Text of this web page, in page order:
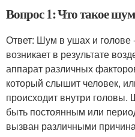
Вопрос 1: Что такое
Ответ: Шум в ушах и голове
возникает в результате
аппарат различных
который слышит человек,
происходит внутри
быть постоянным или
вызван различными